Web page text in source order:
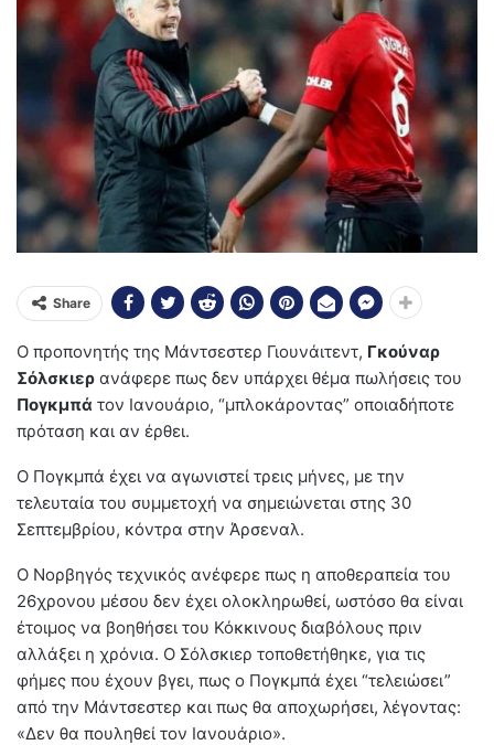
Share
Ο προπονητής της Μάντσεστερ Γιουνάιτεντ, Γκούναρ
Σόλσκιερ ανάφερε πως δεν υπάρχει θέμα πωλήσεις του
Πογκμπά τον Ιανουάριο, “μπλοκάροντας” οποιαδήποτε
πρόταση και αν έρθει.
Ο Πογκμπά έχει να αγωνιστεί τρεις μήνες, με την
τελευταία του συμμετοχή να σημειώνεται στης 30
Σεπτεμβρίου, κόντρα στην Άρσεναλ.
Ο Νορβηγός τεχνικός ανέφερε πως η αποθεραπεία του
26χρονου μέσου δεν έχει ολοκληρωθεί, ωστόσο θα είναι
έτοιμος να βοηθήσει του Κόκκινους διαβόλους πριν
αλλάξει η χρόνια. Ο Σόλσκιερ τοποθετήθηκε, για τις
φήμες που έχουν βγει, πως ο Πογκμπά έχει “τελειώσει”
από την Μάντσεστερ και πως θα αποχωρήσει, λέγοντας:
«Δεν θα πουληθεί τον Ιανουάριο».